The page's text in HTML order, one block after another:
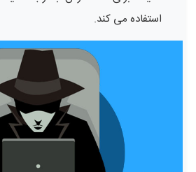
استفاده می کند.